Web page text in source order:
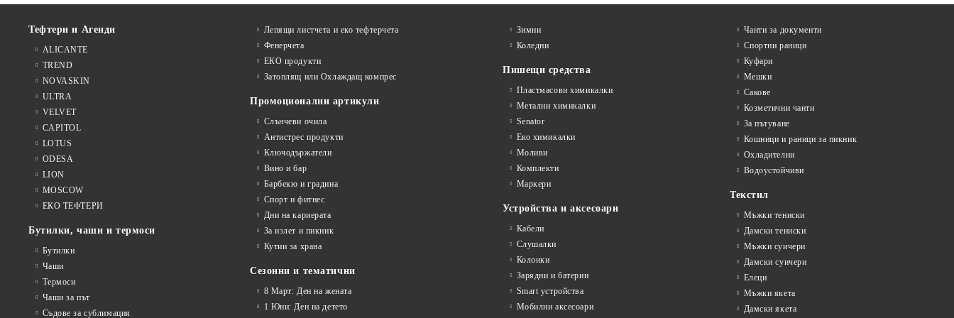
Тефтери и Агенди
ALICANTE
TREND
NOVASKIN
ULTRA
VELVET
CAPITOL
LOTUS
ODESA
LION
MOSCOW
ЕКО ТЕФТЕРИ
Бутилки, чаши и термоси
Бутилки
Чаши
Термоси
Чаши за път
Съдове за сублимация
Лепящи листчета и еко тефтeрчета
Фенерчета
ЕКО продукти
Затоплящ или Охлаждащ компрес
Промоционални артикули
Слънчеви очила
Антистрес продукти
Ключодържатели
Вино и бар
Барбекю и градина
Спорт и фитнес
Дни на кариерата
За излет и пикник
Кутии за храна
Сезонни и тематични
8 Март: Ден на жената
1 Юни: Ден на детето
Зимни
Коледни
Пишещи средства
Пластмасови химикалки
Метални химикалки
Senator
Еко химикалки
Моливи
Комплекти
Маркери
Устройства и аксесоари
Кабели
Слушалки
Колонки
Зарядни и батерии
Smart устройства
Мобилни аксесоари
Чанти за документи
Спортни раници
Куфари
Мешки
Сакове
Козметични чанти
За пътуване
Кошници и раници за пикник
Охладителни
Водоустойчиви
Текстил
Мъжки тениски
Дамски тениски
Мъжки суичери
Дамски суичери
Елеци
Мъжки якета
Дамски якета